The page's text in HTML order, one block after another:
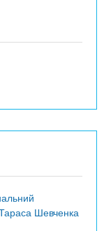
Тараса Шевченка